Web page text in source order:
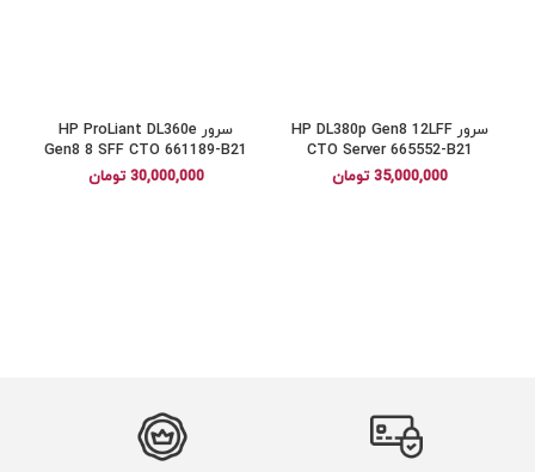
سرور HP DL380p Gen8 12LFF
CTO Server 665552-B21
35,000,000 تومان
سرور HP ProLiant DL360e
Gen8 8 SFF CTO 661189-B21
30,000,000 تومان